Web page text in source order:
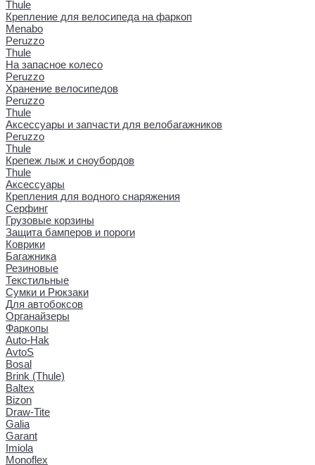
Thule
Крепление для велосипеда на фаркоп
Menabo
Peruzzo
Thule
На запасное колесо
Peruzzo
Хранение велосипедов
Peruzzo
Thule
Аксессуары и запчасти для велобагажников
Peruzzo
Thule
Крепеж лыж и сноубордов
Thule
Аксессуары
Крепления для водного снаряжения
Серфинг
Грузовые корзины
Защита бамперов и пороги
Коврики
Багажника
Резиновые
Текстильные
Сумки и Рюкзаки
Для автобоксов
Органайзеры
Фаркопы
Auto-Hak
AvtoS
Bosal
Brink (Thule)
Baltex
Bizon
Draw-Tite
Galia
Garant
Imiola
Monoflex